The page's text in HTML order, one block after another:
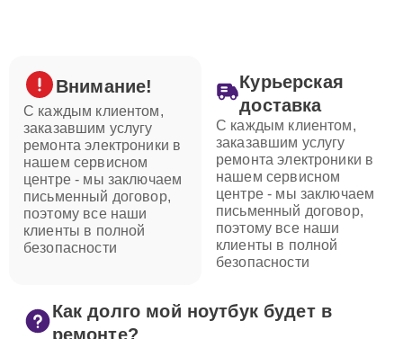
Внимание!
С каждым клиентом,
заказавшим услугу
ремонта электроники в
нашем сервисном
центре - мы заключаем
письменный договор,
поэтому все наши
клиенты в полной
безопасности
Курьерская
доставка
С каждым клиентом,
заказавшим услугу
ремонта электроники в
нашем сервисном
центре - мы заключаем
письменный договор,
поэтому все наши
клиенты в полной
безопасности
Как долго мой ноутбук будет в
ремонте?